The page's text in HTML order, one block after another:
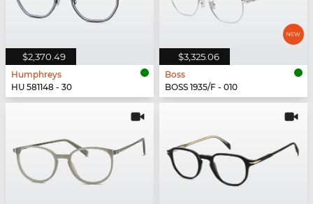
$2,370.49
Humphreys
HU 581148 - 30
$3,325.06
Boss
BOSS 1935/F - 010